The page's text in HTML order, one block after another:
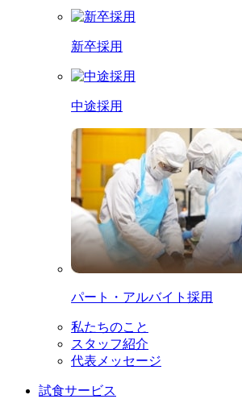
新卒採用
中途採用
パート・アルバイト採用
私たちのこと
スタッフ紹介
代表メッセージ
試食サービス